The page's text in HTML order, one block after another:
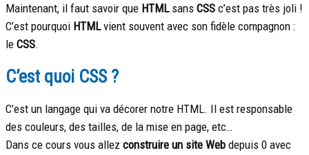
Maintenant, il faut savoir que HTML sans CSS c’est pas très joli !
C’est pourquoi HTMLvient souvent avec son fidèle compagnon :
le CSS.
C’est quoi CSS ?
C’est un langage qui va décorer notre HTML. Il est responsable
des couleurs, des tailles, de la mise en page, etc…
Dans ce cours vous allez construire un site Web depuis 0 avec